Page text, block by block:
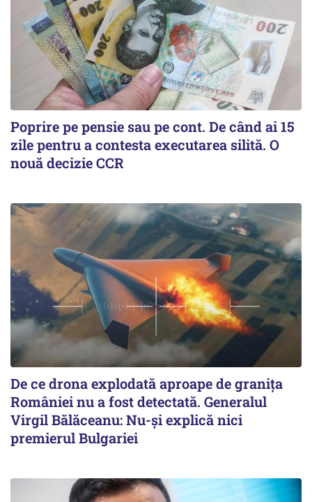
Poprire pe pensie sau pe cont. De când ai 15
zile pentru a contesta executarea silită. O
nouă decizie CCR
De ce drona explodată aproape de granița
României nu a fost detectată. Generalul
Virgil Bălăceanu: Nu-și explică nici
premierul Bulgariei